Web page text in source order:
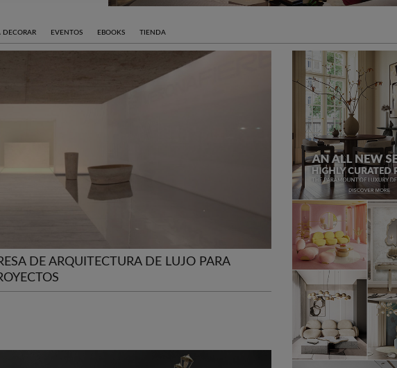
DECORAR EVENTOS EBOOKS TIENDA
DE ARQUITECTURA DE LUJO PARA